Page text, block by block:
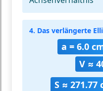
4. Das verlängerte
a = 6.0
V ≈
S ≈ 271.77